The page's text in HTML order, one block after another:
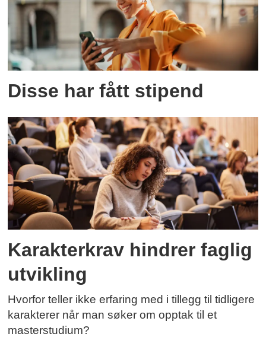
Disse har fått stipend
Karakterkrav hindrer faglig
utvikling
Hvorfor teller ikke erfaring med i tillegg til tidligere
karakterer når man søker om opptak til et
masterstudium?